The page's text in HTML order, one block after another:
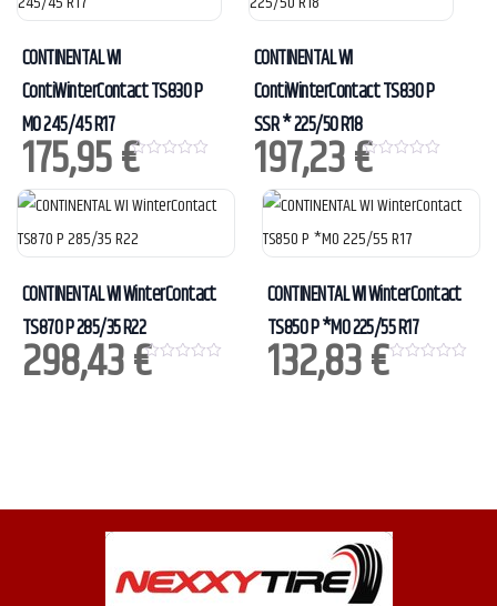
CONTINENTAL WI
ContiWinterContact TS830 P
MO 245/45 R17
175,95€
0
u
t
f
5
CONTINENTAL WI
ContiWinterContact TS830 P
SSR * 225/50 R18
197,23€
0
u
t
f
5
CONTINENTAL WI WinterContact
TS870 P 285/35 R22
298,43€
0
CONTINENTAL WI WinterContact
TS850 P *MO 225/55 R17
132,83€0